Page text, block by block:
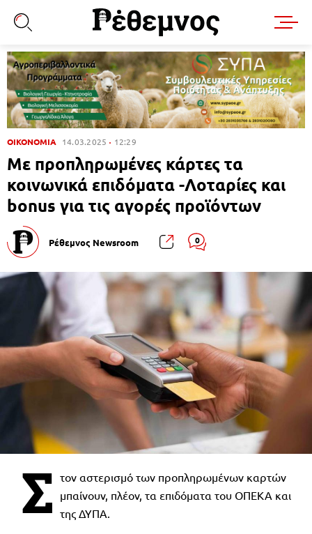
ΟΙΚΟΝΟΜΙΑ 14.03.2025 12:29
Με προπληρωμένες κάρτες τα
κοινωνικά επιδόματα -Λοταρίες και
bonus για τις αγορές προϊόντων
Ρέθεμνος Newsroom 0
Σ τον αστερισμό των προπληρωμένων καρτών
μπαίνουν, πλέον, τα επιδόματα του ΟΠΕΚΑ και
της ΔΥΠΑ.